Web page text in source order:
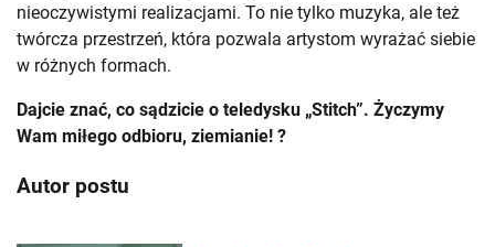
nieoczywistymi realizacjami. To nie tylko muzyka, ale też
twórcza przestrzeń, która pozwala artystom wyrażać siebie
w różnych formach.
Dajcie znać, co sądzicie o teledysku „Stitch”. Życzymy
Wam miłego odbioru, ziemianie! ?
Autor postu